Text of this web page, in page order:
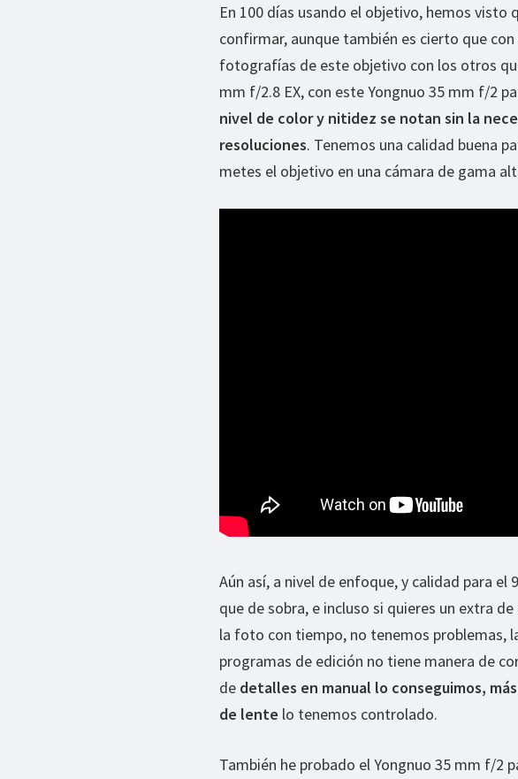
En 100 días usando el objetivo, hemos visto
confirmar, aunque también es cierto que
fotografías de este objetivo con los otros
mm f/2.8 EX, con este Yongnuo 35 mm f/2
nivel de color y nitidez se notan sin la
resoluciones. Tenemos una calidad buena
metes el objetivo en una cámara de gama
Aún así, a nivel de enfoque, y calidad para
que de sobra, e incluso si quieres un extra
la foto con tiempo, no tenemos problemas,
programas de edición no tiene manera de
de detalles en manual lo conseguimos,
de lente lo tenemos controlado.
También he probado el Yongnuo 35 mm f/2